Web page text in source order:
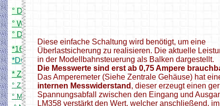
° Digital PWM Trafo (Rocrail)
° WS2811 24X Adapterplatine
° DCC 8 fach Servodecoder
*16 fach Kontaktgleismelder
*DCC 8 fach Schaltdecoder
* Zwei zu eins DCC Filter
° Z21 App für meine Zentrale
° Mini DCC Zentrale
Diese einfache Schaltung wird benötigt, um eine
Überlastsicherung zu realisieren. Die aktuelle
in der Modellbahnsteuerung als Balken dargestellt.
Die Messwerte sind erst ab 0,75 Ampere
Das Amperemeter (Siehe Zentrale Gehäuse) hat
internen Messwiderstand , dieser erzeugt einen
Spannungsabfall zwischen den Eingang und
LM358 verstärkt den Wert, welcher anschließend, im